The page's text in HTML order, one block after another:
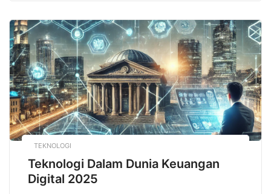
menguntungkan bagi negara, masyarakat, dan
lingkungan hidup dalam jangka waktu panjang.
Sektor pariwisata, sebagai salah satu […]
TEKNOLOGI
Teknologi Dalam Dunia Keuangan
Digital 2025